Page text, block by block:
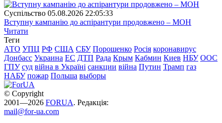
Суспiльство 05.08.2026 22:05:33
Вступну кампанію до аспірантури продовжено – МОН
Читати
Теги
АТО УПЦ РФ США СБУ Порошенко Росія коронавирус
Донбасс Украина ЕС ДТП Рада Крым Кабмин Киев НБУ ООС
ГПУ суд війна в Україні санкции війна Путин Трамп газ
НАБУ пожар Польша выборы
© Copyright
2001—2026 FORUA. Редакція:
mail@for-ua.com